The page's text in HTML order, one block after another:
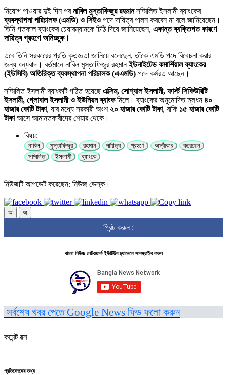
নিয়োগ পাওয়ার দুই দিন পরনাবিল মুস্তাফিজুর রহমানসম্মিলিত ইসলামী ব্যাংকের
ব্যবস্থাপনা পরিচালক (এমডি) ও সিইও পদে দায়িত্ব পালন করবেন না বলে জানিয়েছেন।
তিনি গতকাল ব্যাংকের চেয়ারম্যানকে চিঠি দিয়ে জানিয়েছেন, একান্ত ব্যক্তিগত কারণে
দায়িত্ব গ্রহণে অনিচ্ছুক।
তবে তিনি সরকারের প্রতি কৃতজ্ঞতা জানিয়ে বলেছেন, তাঁকে এমডি পদে বিবেচনা করার
জন্য ধন্যবাদ। বর্তমানে নাবিল মুস্তাফিজুর রহমানইউনাইটেড কমার্শিয়াল ব্যাংকের
(ইউসিবি) অতিরিক্ত ব্যবস্থাপনা পরিচালক (এএমডি) পদে কর্মরত আছেন।
সম্মিলিত ইসলামী ব্যাংকটি গঠিত হয়েছেএক্সিম, সোশ্যাল ইসলামী, ফার্স্ট সিকিউরিটি
ইসলামী, গ্লোবাল ইসলামী ও ইউনিয়ন ব্যাংকমিলে। ব্যাংকের অনুমোদিত মূলধন ৪০
হাজার কোটি টাকা, যার মধ্যে সরকারী অংশ২০ হাজার কোটি টাকা, বাকি ১৫ হাজার কোটি
টাকাআসে আমানতকারীদের শেয়ার থেকে।
বিষয়:
নাবিল মুস্তাফিজুর রহমান দায়িত্ব গ্রহণে অস্বীকার
করেছেন
সম্মিলিত
ইসলামী ব্যাংকে
নিউজটি আপডেট করেছেন: নিউজ ডেস্ক।
অ অ
প্রিন্ট করুন :
বাংলা নিউজ নেটওয়ার্ক ইউটিউব চ্যানেলে সাবস্ক্রাইব করুন
সর্বশেষ খবর পেতে Google News ফিড ফলো করুন
কমেন্ট বক্স
প্রতিবেদকের তথ্য